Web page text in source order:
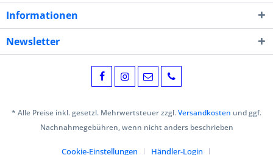
Informationen
Newsletter
* Alle Preise inkl. gesetzl. Mehrwertsteuer zzgl.Versandkosten und ggf.
Nachnahmegebühren, wenn nicht anders beschrieben
Cookie-Einstellungen
Händler-Login